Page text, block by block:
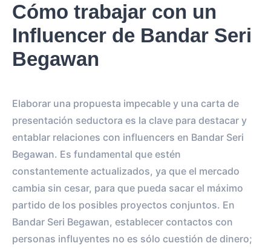
Cómo trabajar con un
Influencer de Bandar Seri
Begawan
Elaborar una propuesta impecable y una carta de
presentación seductora es la clave para destacar y
entablar relaciones con influencers en Bandar Seri
Begawan. Es fundamental que estén
constantemente actualizados, ya que el mercado
cambia sin cesar, para que pueda sacar el máximo
partido de los posibles proyectos conjuntos. En
Bandar Seri Begawan, establecer contactos con
personas influyentes no es sólo cuestión de dinero;